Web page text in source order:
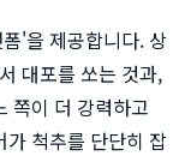
'을 제공합니다. 상
대포를 쏘는 것과,
쪽이 더 강력하고
가 척추를 단단히 잡